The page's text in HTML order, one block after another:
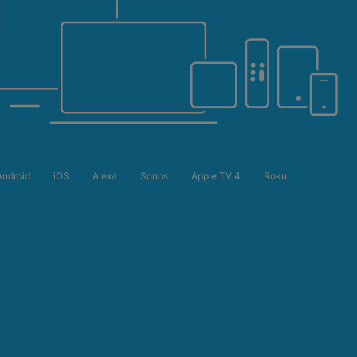
iOS Alexa Sonos Apple TV 4 Roku